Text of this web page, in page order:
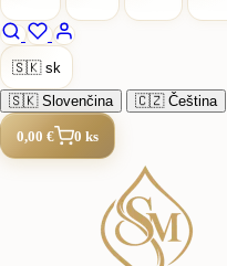
🇸🇰 sk
🇸🇰Slovenčina 🇨🇿Čeština
0,00 € 0 ks